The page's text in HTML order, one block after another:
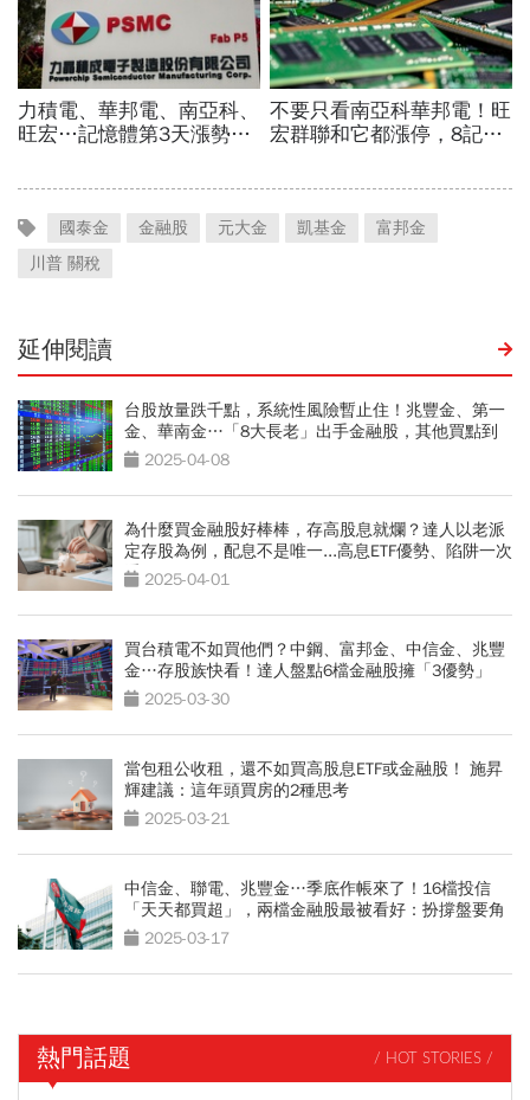
國泰金 金融股 元大金 凱基金
富邦金
川普 關稅
延伸閱讀
台股放量跌千點，系統性風險暫止住！兆豐金、第一
金、華南金…「8大長老」出手金融股，其他買點到
了？2025-04-08
為什麼買金融股好棒棒，存高股息就爛？達人以老派
定存股為例，配息不是唯一...高息ETF優勢、陷阱一次
看 2025-04-01
買台積電不如買他們？中鋼、富邦金、中信金、兆豐
金…存股族快看！達人盤點6檔金融股擁「3優勢」
2025-03-30
當包租公收租，還不如買高股息ETF或金融股！ 施昇
輝建議：這年頭買房的2種思考
2025-03-21
中信金、聯電、兆豐金…季底作帳來了！16檔投信
「天天都買超」，兩檔金融股最被看好：扮撐盤要角
2025-03-17
熱門話題 / HOT STORIES /